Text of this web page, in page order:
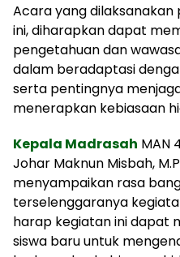
Acara yang dilaksanakan
ini, diharapkan dapat
pengetahuan dan
dalam beradaptasi
serta pentingnya
menerapkan kebiasaan
Kepala Madrasah MAN
Johar Maknun Misbah,
menyampaikan rasa
terselenggaranya
harap kegiatan ini dapat
siswa baru untuk